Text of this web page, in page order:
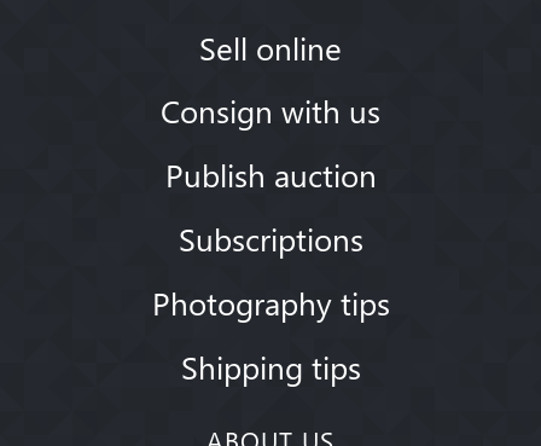
Sell online
Consign with us
Publish auction
Subscriptions
Photography tips
Shipping tips